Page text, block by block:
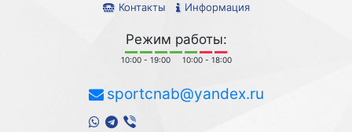
Контакты
Информация
Режим работы:
10:00 - 19:00 10:00 - 18:00
sportcnab@yandex.ru